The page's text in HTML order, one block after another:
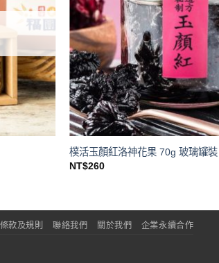
樸活玉顏紅洛神花果 70g 玻璃罐裝
NT$260
條款及規則 聯絡我們 關於我們 企業永續合作